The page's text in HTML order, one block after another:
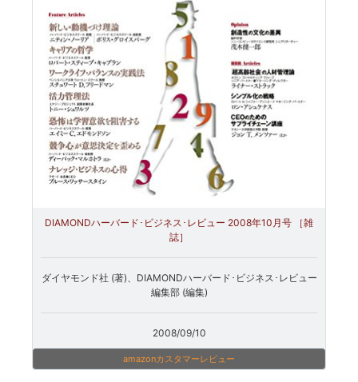
DIAMONDハーバード･ビジネス･レビュー 2008年10月号 ［雑
誌］
ダイヤモンド社 (著)、DIAMONDハーバード･ビジネス･レビュー
編集部 (編集)
2008/09/10
amazonカスタマーレビュー